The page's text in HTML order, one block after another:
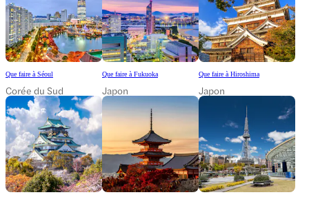
Que faire à Séoul
Corée du Sud
Que faire à Fukuoka
Japon
Que faire à Hiroshima
Japon